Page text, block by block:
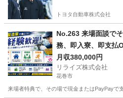
トヨタ自動車株式会社
No.263 来場面談で
務、即入寮、即支
む場所に困ってる方
部品の製造・加工の
月収380,000円
リライズ株式会社
花巻市
来場者特典で、その場で現金またはPayPayで